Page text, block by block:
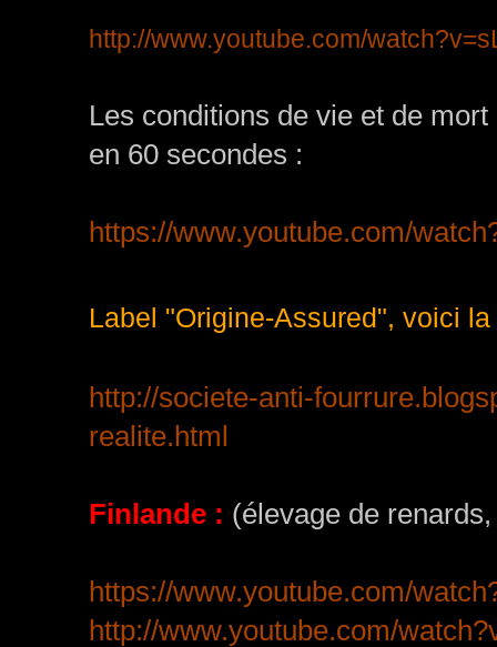
http://www.youtube.com/
Les conditions de vie et de
en 60 secondes :
https://www.youtube.com/
Label "Origine-Assured", voici
http://societe-anti-
realite.html
Finlande : (élevage de
https://www.youtube.com/
http://www.youtube.com/